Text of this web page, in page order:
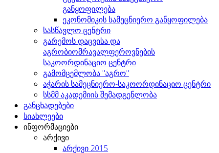
განყოფილება
ეკონომიკის სამეცნიერო განყოფილება
სასწავლო ცენტრი
გარემოს დაცვისა და
აგრობიომრავალფეროვნების
საკოორდინაციო ცენტრი
გამომცემლობა "აგრო"
აჭარის სამეცნიერო-საკოორდინაციო ცენტრი
სსმმ აკადემიის შემადგენლობა
განცხადებები
სიახლეები
ინფორმაციები
არქივი
არქივი 2015